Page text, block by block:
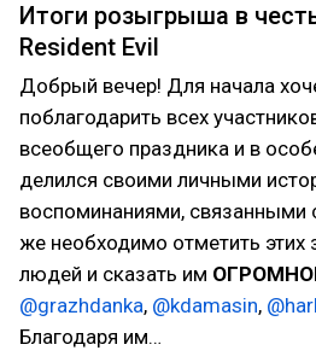
Итоги розыгрыша в
Resident Evil
Добрый вечер! Для начала
поблагодарить всех
всеобщего праздника и в
делился своими личными
воспоминаниями, связанными
же необходимо отметить этих
людей и сказать им
@grazhdanka, @kdamasin,
Благодаря им…